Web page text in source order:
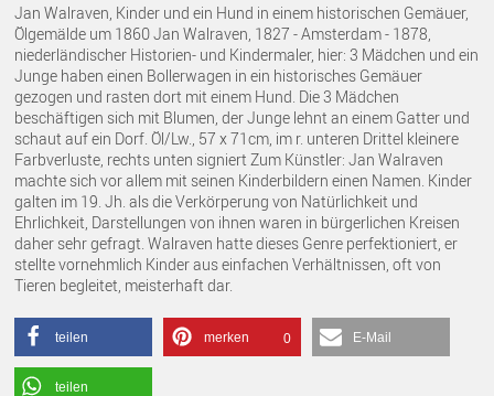
Jan Walraven, Kinder und ein Hund in einem historischen Gemäuer,
Ölgemälde um 1860 Jan Walraven, 1827 - Amsterdam - 1878,
niederländischer Historien- und Kindermaler, hier: 3 Mädchen und ein
Junge haben einen Bollerwagen in ein historisches Gemäuer
gezogen und rasten dort mit einem Hund. Die 3 Mädchen
beschäftigen sich mit Blumen, der Junge lehnt an einem Gatter und
schaut auf ein Dorf. Öl/Lw., 57 x 71cm, im r. unteren Drittel kleinere
Farbverluste, rechts unten signiert Zum Künstler: Jan Walraven
machte sich vor allem mit seinen Kinderbildern einen Namen. Kinder
galten im 19. Jh. als die Verkörperung von Natürlichkeit und
Ehrlichkeit, Darstellungen von ihnen waren in bürgerlichen Kreisen
daher sehr gefragt. Walraven hatte dieses Genre perfektioniert, er
stellte vornehmlich Kinder aus einfachen Verhältnissen, oft von
Tieren begleitet, meisterhaft dar.
teilen merken 0 E-Mail
teilen